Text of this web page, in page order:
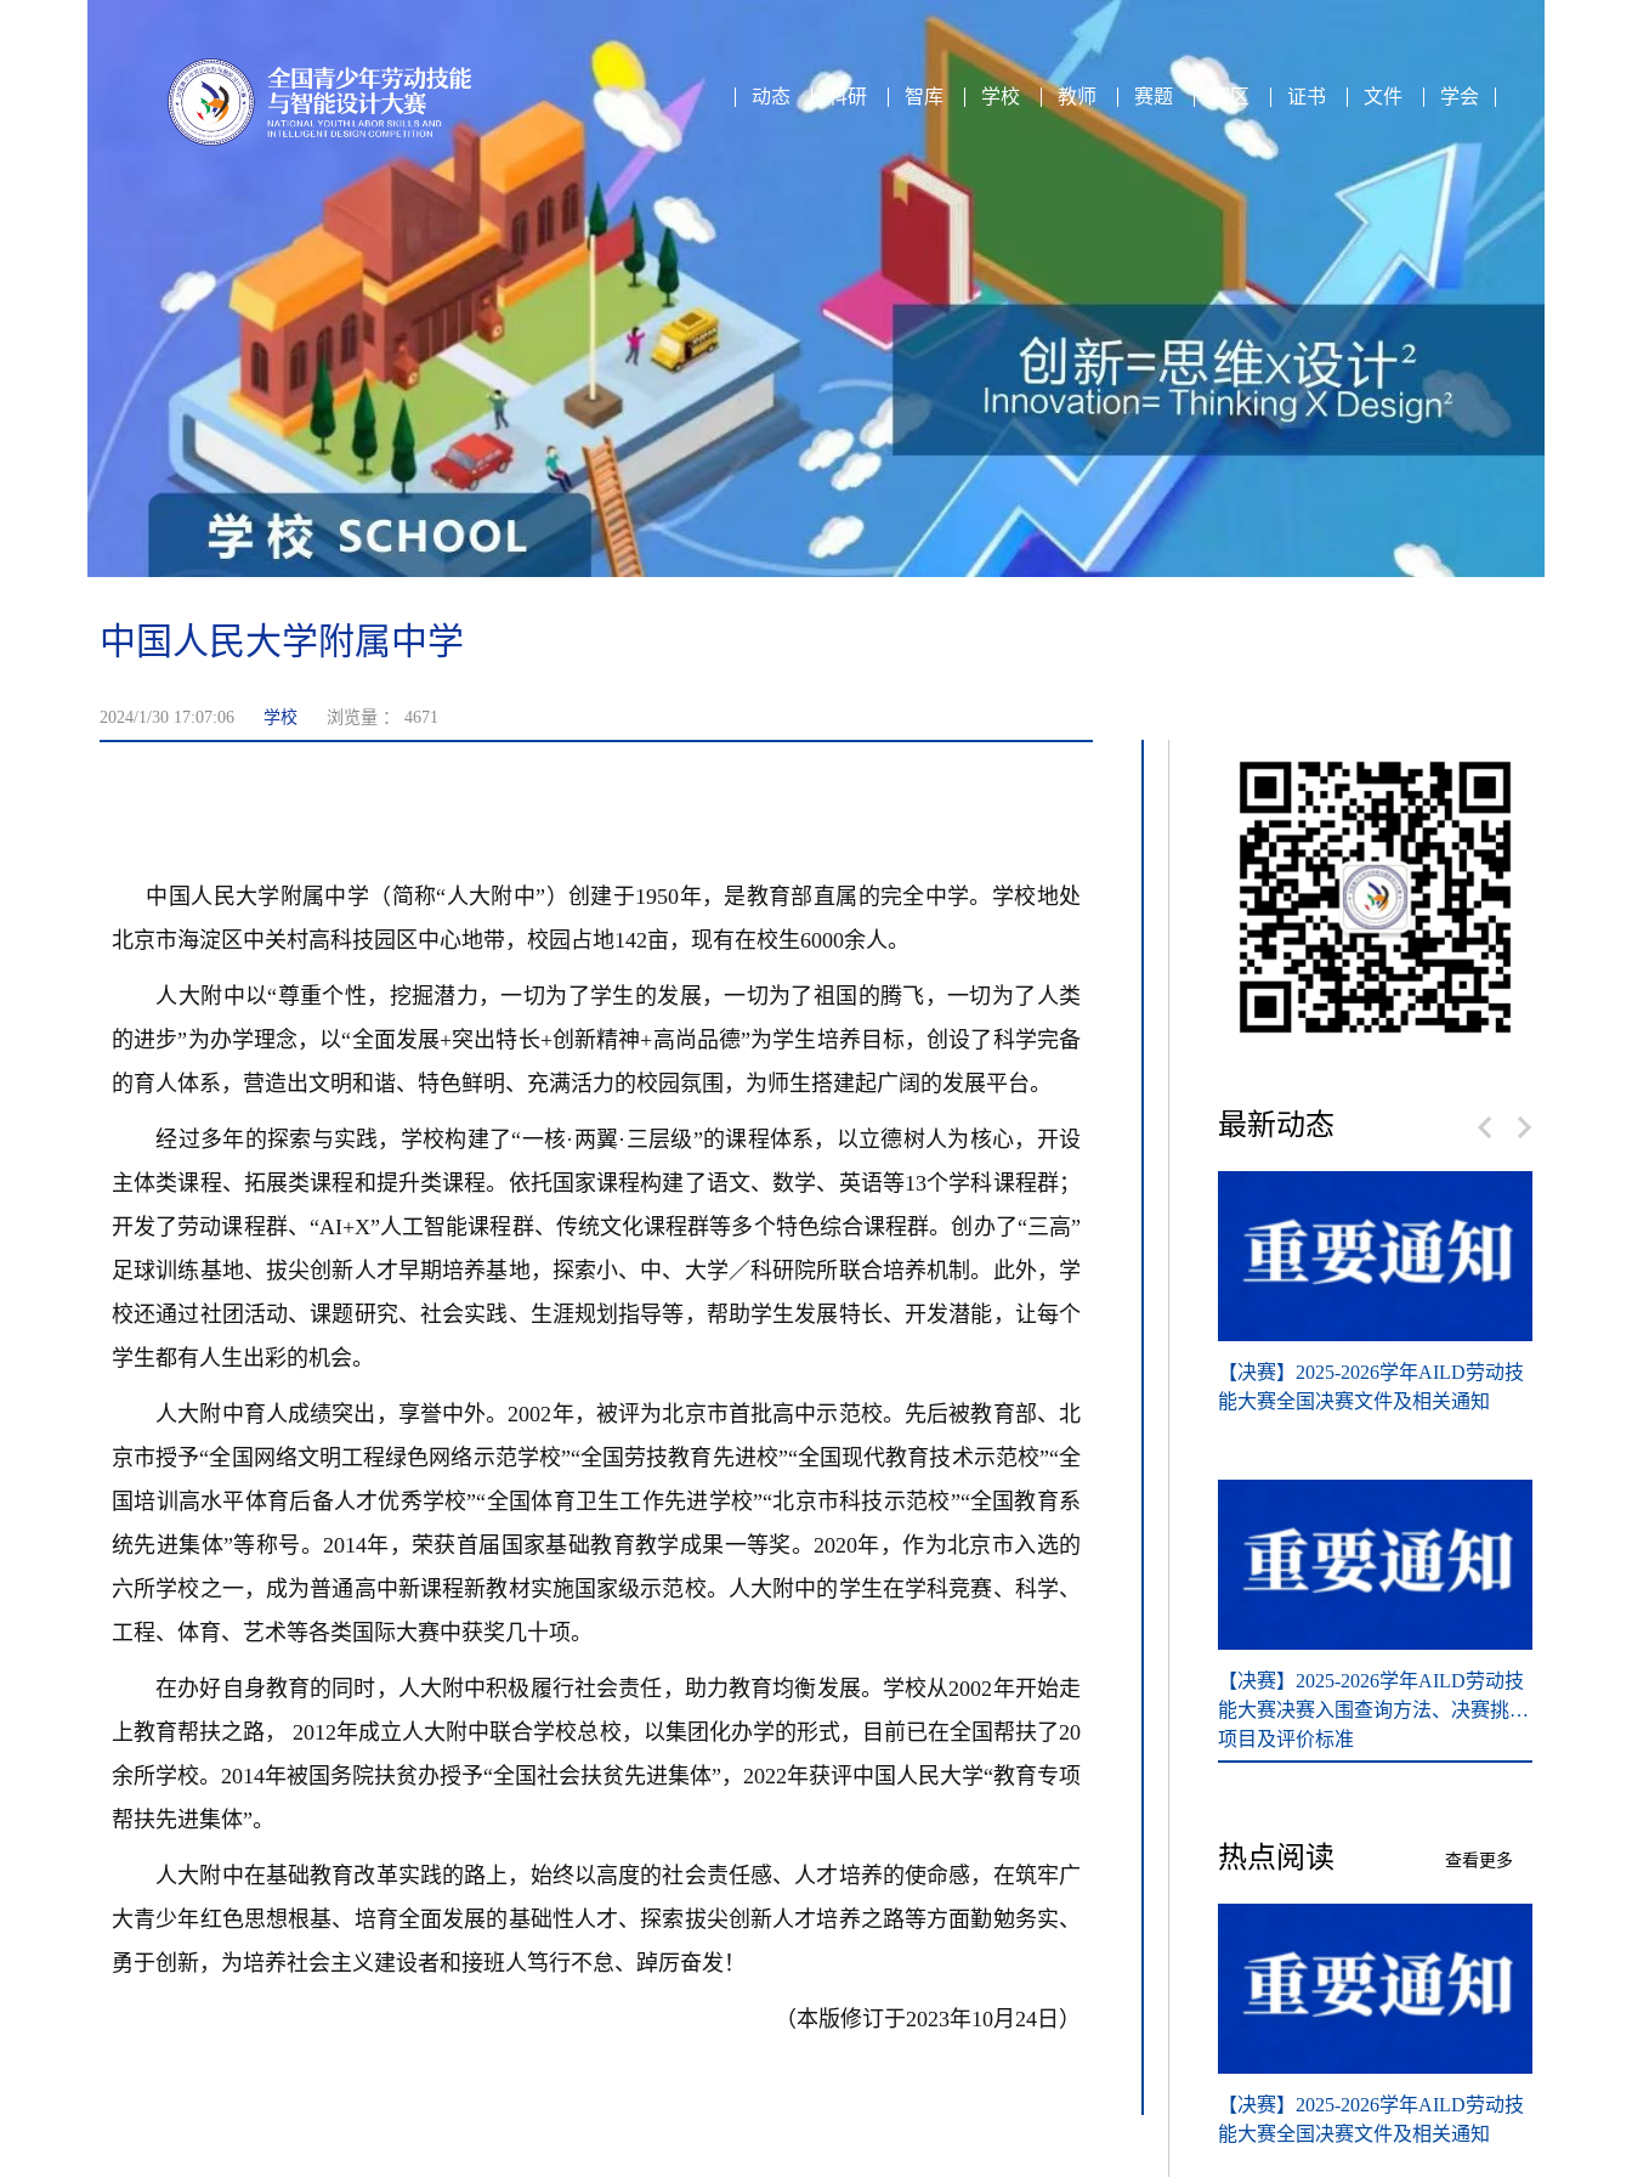
动态 科研 智库 学校 教师 赛题 赛区 证书 文件 学会
中国人民大学附属中学
2024/1/30 17:07:06 学校 浏览量 ： 4671
中国人民大学附属中学（简称“人大附中”）创建于1950年，是教育部直属的完全中学。学校地处
北京市海淀区中关村高科技园区中心地带，校园占地142亩，现有在校生6000余人。
人大附中以“尊重个性，挖掘潜力，一切为了学生的发展，一切为了祖国的腾飞，一切为了人类
的进步”为办学理念，以“全面发展+突出特长+创新精神+高尚品德”为学生培养目标，创设了科学完备
的育人体系，营造出文明和谐、特色鲜明、充满活力的校园氛围，为师生搭建起广阔的发展平台。
经过多年的探索与实践，学校构建了“一核·两翼·三层级”的课程体系，以立德树人为核心，开设
主体类课程、拓展类课程和提升类课程。依托国家课程构建了语文、数学、英语等13个学科课程群；
开发了劳动课程群、“AI+X”人工智能课程群、传统文化课程群等多个特色综合课程群。创办了“三高”
足球训练基地、拔尖创新人才早期培养基地，探索小、中、大学／科研院所联合培养机制。此外，学
校还通过社团活动、课题研究、社会实践、生涯规划指导等，帮助学生发展特长、开发潜能，让每个
学生都有人生出彩的机会。
人大附中育人成绩突出，享誉中外。2002年，被评为北京市首批高中示范校。先后被教育部、北
京市授予“全国网络文明工程绿色网络示范学校”“全国劳技教育先进校”“全国现代教育技术示范校”“全
国培训高水平体育后备人才优秀学校”“全国体育卫生工作先进学校”“北京市科技示范校”“全国教育系
统先进集体”等称号。2014年，荣获首届国家基础教育教学成果一等奖。2020年，作为北京市入选的
六所学校之一，成为普通高中新课程新教材实施国家级示范校。人大附中的学生在学科竞赛、科学、
工程、体育、艺术等各类国际大赛中获奖几十项。
在办好自身教育的同时，人大附中积极履行社会责任，助力教育均衡发展。学校从2002年开始走
上教育帮扶之路， 2012年成立人大附中联合学校总校，以集团化办学的形式，目前已在全国帮扶了20
余所学校。2014年被国务院扶贫办授予“全国社会扶贫先进集体”，2022年获评中国人民大学“教育专项
帮扶先进集体”。
人大附中在基础教育改革实践的路上，始终以高度的社会责任感、人才培养的使命感，在筑牢广
大青少年红色思想根基、培育全面发展的基础性人才、探索拔尖创新人才培养之路等方面勤勉务实、
勇于创新，为培养社会主义建设者和接班人笃行不怠、踔厉奋发！
（本版修订于2023年10月24日）
最新动态
动技能大赛复赛入围结果查询方法
【初赛须知】2025-2026学年AILD劳
【决赛】2025-2026学年AILD劳动技
能大赛全国决赛文件及相关通知
【决赛】2025-2026学年AILD劳动技
能大赛决赛入围查询方法、决赛挑战
项目及评价标准
热点阅读 查看更多
【决赛】2025-2026学年AILD劳动技
能大赛全国决赛文件及相关通知